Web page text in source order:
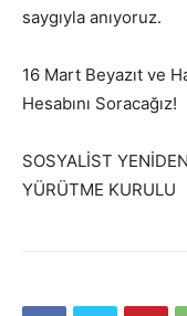
saygıyla anıyoruz.
16 Mart Beyazıt ve
Hesabını Soracağız!
SOSYALİST
YÜRÜTME KURULU